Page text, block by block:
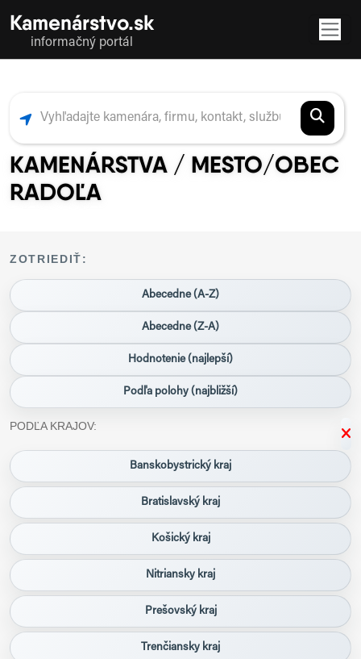
Kamenárstvo.sk
informačný portál
KAMENÁRSTVA / MESTO/OBEC
RADOĽA
ZOTRIEDIŤ:
Abecedne (A-Z)
Abecedne (Z-A)
Hodnotenie (najlepší)
Podľa polohy (najbližší)
PODĽA KRAJOV:
Banskobystrický kraj
Bratislavský kraj
Košický kraj
Nitriansky kraj
Prešovský kraj
Trenčiansky kraj